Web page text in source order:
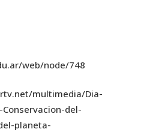
web/node/748
multimedia/Dia-
del-
planeta-